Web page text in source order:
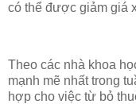
có thể được giảm giá
Theo các nhà khoa
mạnh mẽ nhất trong
hợp cho việc từ bỏ